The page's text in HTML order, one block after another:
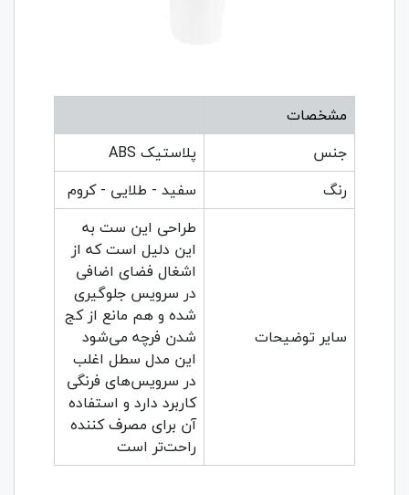
مشخصات
جنس
پلاستیک ABS
رنگ
سفید - طلایی - کروم
سایر توضیحات
طراحی این ست به
این دلیل است که از
اشغال فضای اضافی
در سرویس جلوگیری
شده و هم مانع از کج
شدن فرچه می‌شود
این مدل سطل اغلب
در سرویس‌های فرنگی
کاربرد دارد و استفاده
آن برای مصرف کننده
راحت‌تر است